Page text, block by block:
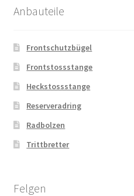
Anbauteile
Frontschutzbügel
Frontstossstange
Heckstossstange
Reserveradring
Radbolzen
Trittbretter
Felgen